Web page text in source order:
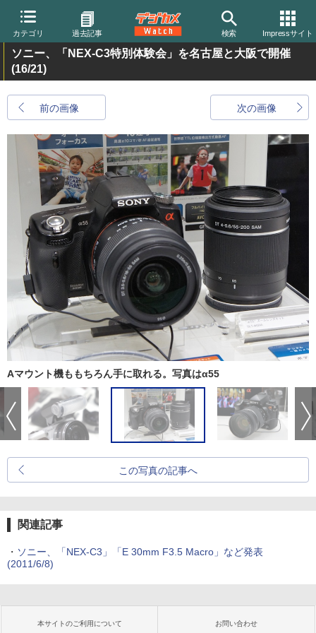
カテゴリ 過去記事 検索 Impressサイト
ソニー、「NEX-C3特別体験会」を名古屋と大阪で開催
(16/21)
前の画像 次の画像
Aマウント機ももちろん手に取れる。写真はα55
この写真の記事へ
関連記事
・ ソニー、「NEX-C3」「E 30mm F3.5 Macro」など発表
(2011/6/8)
本サイトのご利用について お問い合わせ